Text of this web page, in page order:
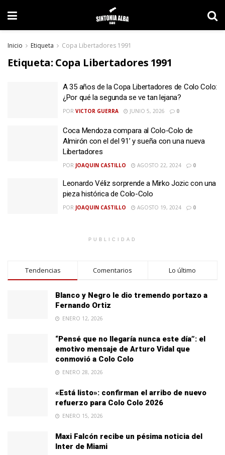
Inicio Etiqueta Copa Libertadores 1991
Etiqueta: Copa Libertadores 1991
A 35 años de la Copa Libertadores de Colo Colo:
¿Por qué la segunda se ve tan lejana?
POR VICTOR GUERRA JUNIO 5, 2026 0
Coca Mendoza compara al Colo-Colo de
Almirón con el del 91’ y sueña con una nueva
Libertadores
POR JOAQUIN CASTILLO AGOSTO 22, 2024 0
Leonardo Véliz sorprende a Mirko Jozic con una
pieza histórica de Colo-Colo
POR JOAQUIN CASTILLO AGOSTO 19, 2024 0
PUBLICIDAD
Tendencias Comentarios Lo último
Blanco y Negro le dio tremendo portazo a
Fernando Ortiz
ENERO 12, 2026
“Pensé que no llegaría nunca este día”: el
emotivo mensaje de Arturo Vidal que
conmovió a Colo Colo
ENERO 28, 2026
«Está listo»: confirman el arribo de nuevo
refuerzo para Colo Colo 2026
ENERO 15, 2026
Maxi Falcón recibe un pésima noticia del
Inter de Miami